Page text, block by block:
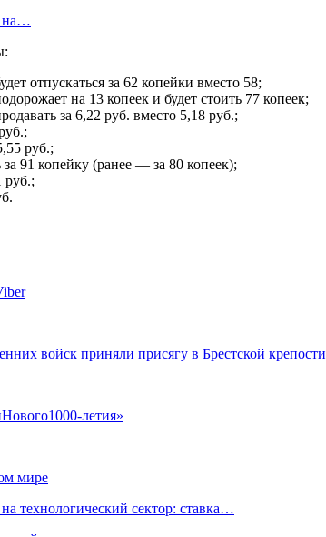
на…
отпускаться за 62 копейки вместо 58;
на 13 копеек и будет стоить 77 копеек;
за 6,22 руб. вместо 5,18 руб.;
руб.;
91 копейку (ранее — за 80 копеек);
руб.;
войск приняли присягу в Брестской крепости
летия»
мире
технологический сектор: ставка…